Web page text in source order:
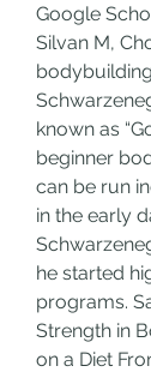
Google
Silvan M,
known as
beginner
can be run
in the early
he started
programs.
Strength in
on a Diet